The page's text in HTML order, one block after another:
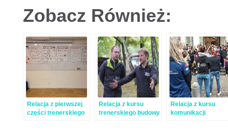
Zobacz Również:
Relacja z pierwszej
części trenerskiego
Relacja z kursu
trenerskiego budowy
Relacja z kursu
komunikacji